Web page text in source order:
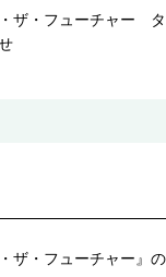
・ザ・フューチャー
ザ・フューチャー』